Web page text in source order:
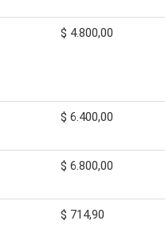
$ 4.800,00
$ 6.400,00
$ 6.800,00
$ 714,90